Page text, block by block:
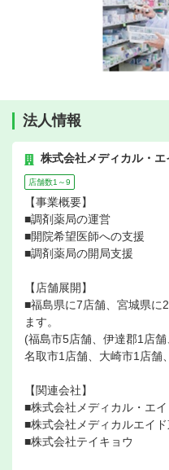
法人情報
株式会社メディカル・エ
店舗数1～9
【事業概要】
■調剤薬局の運営
■開院希望医師への支援
■調剤薬局の開局支援
【店舗展開】
■福島県に7店舗、宮城県に
ます。
(福島市5店舗、伊達郡1店
名取市1店舗、大崎市1店舗
【関連会社】
■株式会社メディカル・エ
■株式会社メディカルエイ
■株式会社テイキョウ